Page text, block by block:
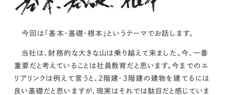
よくある質問・用語集
IRメール登録
免責事項
asul
サイト
ーム
シー
情報セキュリティ・DX方針及び戦略サイトマップ
©2025 AREALINK.
今回は「基本・基礎・根本」というテーマでお話します。
当社は、財務的な大きな山は乗り越えて来ました。 今、一番
重要だと考えていることは社員教育だと思います。今までのエ
リアリンクは例えて言うと、2階建・３階建の建物を建てるには
良い基礎だと思いますが、現実はそれでは駄目だと感じていま